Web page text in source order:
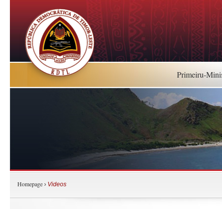
Primeiru-
Homepage › Videos